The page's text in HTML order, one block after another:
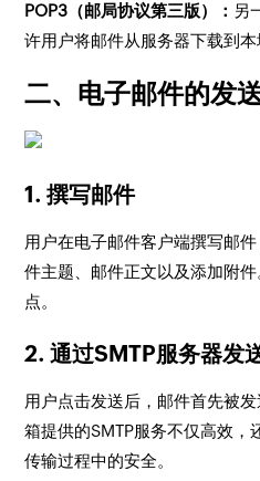
POP3（邮局协议第三版）： 另
许用户将邮件从服务器下载到本
二、电子邮件的发
1. 撰写邮件
用户在电子邮件客户端撰写邮
件主题、邮件正文以及添加附
点。
2. 通过SMTP服务器发
用户点击发送后，邮件首先被
箱提供的SMTP服务不仅高效，
传输过程中的安全。